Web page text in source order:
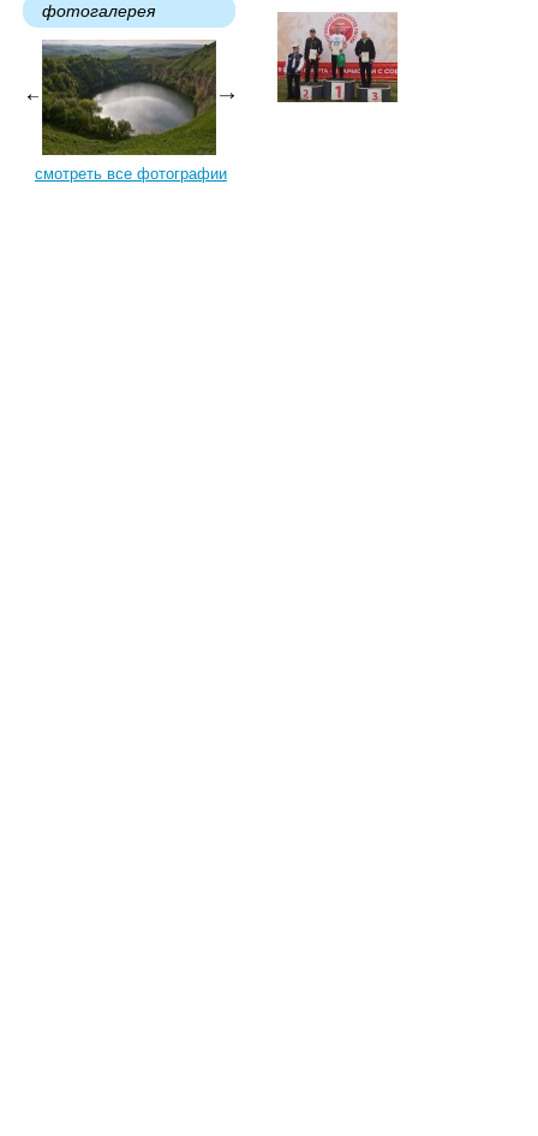
фотогалерея
смотреть все фотографии